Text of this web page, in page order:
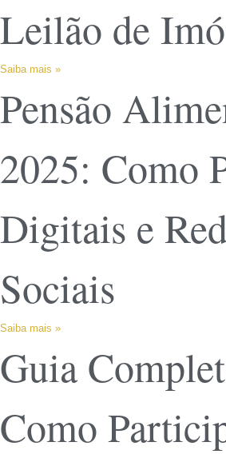
Leilão de
Saiba mais »
Pensão
2025: Como
Digitais e
Sociais
Saiba mais »
Guia
Como